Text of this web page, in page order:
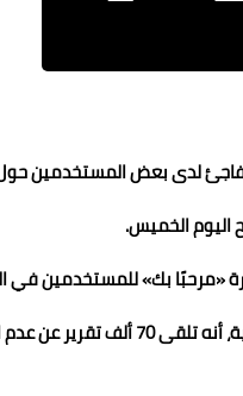
لدى بعض المستخدمين حول
اليوم الخميس.
بك» للمستخدمين في
وذكر موقع «داون ديتكتور» لمراقبة